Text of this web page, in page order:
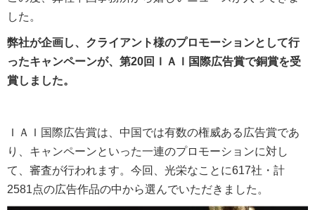
した。
弊社が企画し、クライアント様のプロモーションとして行
ったキャンペーンが、 第20回ＩＡＩ国際広告賞で銅賞を受
賞しました。
ＩＡＩ国際広告賞は、中国では有数の権威ある広告賞であ
り、キャンペーンといった一連のプロモーションに対し
て、審査が行われます。今回、光栄なことに617社・計
2581点の広告作品の中から選んでいただきました。